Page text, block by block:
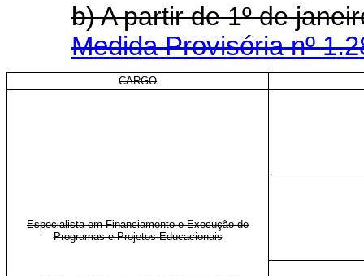
b) A partir de 1º de
Medida Provisória nº
CARGO
Especialista em Financiamento e Execução de
Programas e Projetos Educacionais